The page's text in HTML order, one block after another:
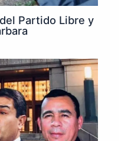
Partido Libre y